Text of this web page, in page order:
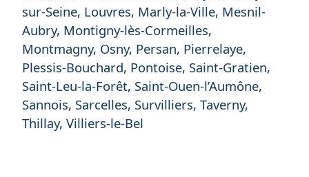
sur-Seine, Louvres, Marly-la-Ville, Mesnil-
Aubry, Montigny-lès-Cormeilles,
Montmagny, Osny, Persan, Pierrelaye,
Plessis-Bouchard, Pontoise, Saint-Gratien,
Saint-Leu-la-Forêt, Saint-Ouen-l’Aumône,
Sannois, Sarcelles, Survilliers, Taverny,
Thillay, Villiers-le-Bel